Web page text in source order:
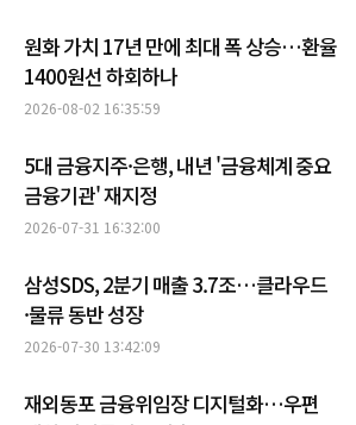
원화 가치 17년 만에 최대 폭 상승…환율
1400원선 하회하나
2026-08-02 16:35:59
5대 금융지주·은행, 내년 '금융체계 중요
금융기관' 재지정
2026-07-31 16:32:00
삼성SDS, 2분기 매출 3.7조…클라우드
·물류 동반 성장
2026-07-30 13:42:09
재외동포 금융위임장 디지털화…우편